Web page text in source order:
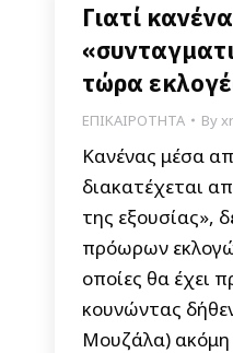
Γιατί
τώρα
ΕΠΙΚΑΙΡΟΤΗΤΑ By
Κανένας μέσα
διακατέχεται
της εξουσίας»,
πρόωρων
οποίες θα έχει
κουνώντας
Μουζάλα) ακόμη